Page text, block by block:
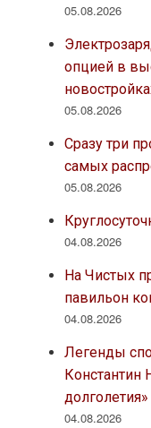
05.08.2026
опцией в
05.08.2026
Сразу три
самых
05.08.2026
04.08.2026
На Чистых
павильон
04.08.2026
Легенды
Константин
04.08.2026